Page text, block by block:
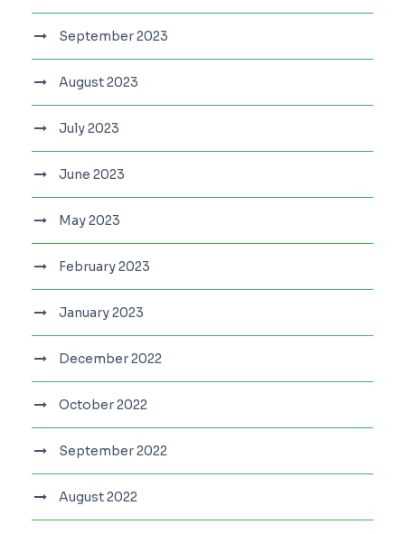
September 2023
August 2023
July 2023
June 2023
May 2023
February 2023
January 2023
December 2022
October 2022
September 2022
August 2022